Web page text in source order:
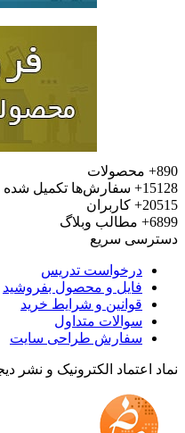
محصولات
سفارش‌ها تکمیل شده
کاربران
مطالب وبلاگ
سریع
درخواست تدریس
فایل و محصول بفروشید
قوانین و شرایط خرید
سوالات متداول
سفارش طراحی سایت
اعتماد الکترونیک و نشر دیجیتال